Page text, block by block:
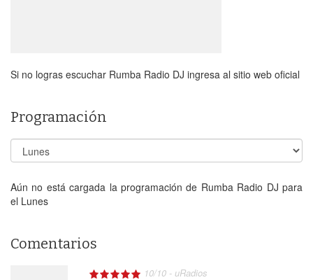
Si no logras escuchar Rumba Radio DJ ingresa al sitio web oficial
Programación
Aún no está cargada la programación de Rumba Radio DJ para
el Lunes
Comentarios
10/10 - uRadios